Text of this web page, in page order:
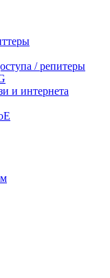
/ репитеры
и интернета